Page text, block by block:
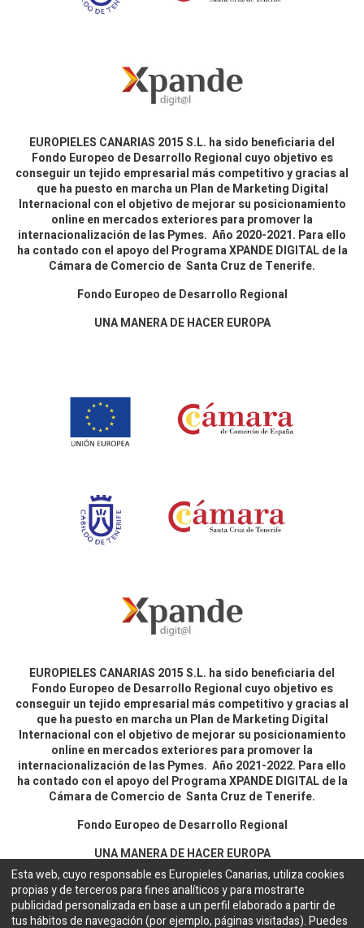
EUROPIELES CANARIAS 2015 S.L. ha sido beneficiaria del
Fondo Europeo de Desarrollo Regional cuyo objetivo es
conseguir un tejido empresarial más competitivo y gracias al
que ha puesto en marcha un Plan de Marketing Digital
Internacional con el objetivo de mejorar su posicionamiento
online en mercados exteriores para promover la
internacionalización de las Pymes. Año 2020-2021. Para ello
ha contado con el apoyo del Programa XPANDE DIGITAL de la
Cámara de Comercio de Santa Cruz de Tenerife.
Fondo Europeo de Desarrollo Regional
UNA MANERA DE HACER EUROPA
EUROPIELES CANARIAS 2015 S.L. ha sido beneficiaria del
Fondo Europeo de Desarrollo Regional cuyo objetivo es
conseguir un tejido empresarial más competitivo y gracias al
que ha puesto en marcha un Plan de Marketing Digital
Internacional con el objetivo de mejorar su posicionamiento
online en mercados exteriores para promover la
internacionalización de las Pymes. Año 2021-2022. Para ello
ha contado con el apoyo del Programa XPANDE DIGITAL de la
Cámara de Comercio de Santa Cruz de Tenerife.
Fondo Europeo de Desarrollo Regional
UNA MANERA DE HACER EUROPA
Aviso legal y política de privacidad
Esta web, cuyo responsable es Europieles Canarias, utiliza cookies
propias y de terceros para fines analíticos y para mostrarte
publicidad personalizada en base a un perfil elaborado a partir de
tus hábitos de navegación (por ejemplo, páginas visitadas). Puedes